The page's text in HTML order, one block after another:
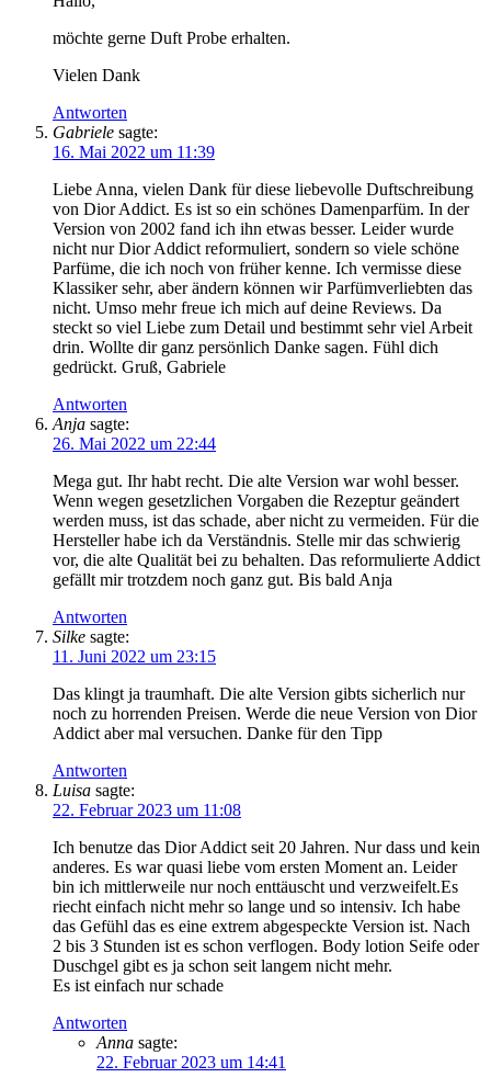
möchte gerne Duft Probe erhalten.
Vielen Dank
Antworten
Gabriele sagte:
16. Mai 2022 um 11:39
Liebe Anna, vielen Dank für diese liebevolle Duftschreibung
von Dior Addict. Es ist so ein schönes Damenparfüm. In der
Version von 2002 fand ich ihn etwas besser. Leider wurde
nicht nur Dior Addict reformuliert, sondern so viele schöne
Parfüme, die ich noch von früher kenne. Ich vermisse diese
Klassiker sehr, aber ändern können wir Parfümverliebten das
nicht. Umso mehr freue ich mich auf deine Reviews. Da
steckt so viel Liebe zum Detail und bestimmt sehr viel Arbeit
drin. Wollte dir ganz persönlich Danke sagen. Fühl dich
gedrückt. Gruß, Gabriele
Antworten
Anja sagte:
26. Mai 2022 um 22:44
Mega gut. Ihr habt recht. Die alte Version war wohl besser.
Wenn wegen gesetzlichen Vorgaben die Rezeptur geändert
werden muss, ist das schade, aber nicht zu vermeiden. Für die
Hersteller habe ich da Verständnis. Stelle mir das schwierig
vor, die alte Qualität bei zu behalten. Das reformulierte Addict
gefällt mir trotzdem noch ganz gut. Bis bald Anja
Antworten
Silke sagte:
11. Juni 2022 um 23:15
Das klingt ja traumhaft. Die alte Version gibts sicherlich nur
noch zu horrenden Preisen. Werde die neue Version von Dior
Addict aber mal versuchen. Danke für den Tipp
Antworten
Luisa sagte:
22. Februar 2023 um 11:08
Ich benutze das Dior Addict seit 20 Jahren. Nur dass und kein
anderes. Es war quasi liebe vom ersten Moment an. Leider
bin ich mittlerweile nur noch enttäuscht und verzweifelt.Es
riecht einfach nicht mehr so lange und so intensiv. Ich habe
das Gefühl das es eine extrem abgespeckte Version ist. Nach
2 bis 3 Stunden ist es schon verflogen. Body lotion Seife oder
Duschgel gibt es ja schon seit langem nicht mehr.
Es ist einfach nur schade
Antworten
Anna sagte:
22. Februar 2023 um 14:41